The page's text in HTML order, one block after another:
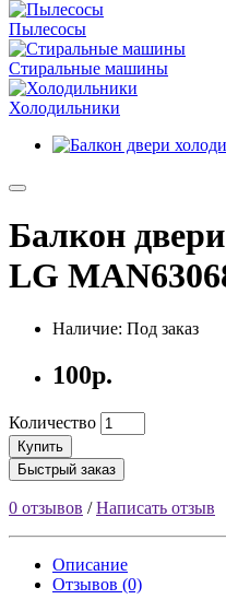
Пылесосы
Стиральные машины
Холодильники
Балкон
LG
Наличие: Под заказ
100р.
Количество
Купить
Быстрый заказ
0 отзывов /Написать отзыв
Описание
Отзывов (0)